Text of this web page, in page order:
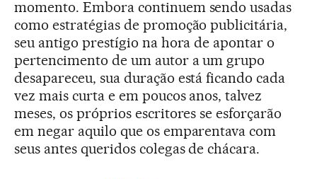
momento. Embora continuem sendo usadas
como estratégias de promoção publicitária,
seu antigo prestígio na hora de apontar o
pertencimento de um autor a um grupo
desapareceu, sua duração está ficando cada
vez mais curta e em poucos anos, talvez
meses, os próprios escritores se esforçarão
em negar aquilo que os emparentava com
seus antes queridos colegas de chácara.